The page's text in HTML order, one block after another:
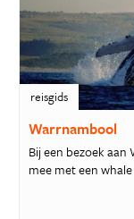
reisgids
Warrnambool
Bij een bezoek
mee met een